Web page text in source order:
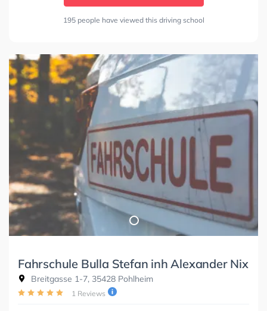
195 people have viewed this driving school
Fahrschule Bulla Stefan inh Alexander Nix
Breitgasse 1-7, 35428 Pohlheim
1 Reviews